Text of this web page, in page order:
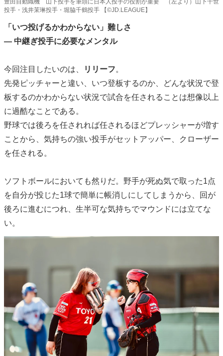
豊田自動織機 山下投手を筆頭に日本人投手の役割が重要 （左より）山下千世
投手・浅井茉琳投手・堀脇千鶴投手 【©️JD.LEAGUE】
「いつ投げるかわからない」難しさ
— 中継ぎ投手に必要なメンタル
今回注目したいのは、 リリーフ。
先発ピッチャーと違い、いつ登板するのか、どんな状況で登
板するのかわからない状況で試合を任されることは想像以上
に過酷なことである。
野球では後ろを任されれば任されるほどプレッシャーが増す
ことから、気持ちの強い投手がセットアッパー、クローザー
を任される。
ソフトボールにおいても然りだ。野手が死ぬ気で取った1点
を自分が投じた1球で簡単に帳消しにしてしまうから、回が
後ろに進むにつれ、生半可な気持ちでマウンドには立てな
い。